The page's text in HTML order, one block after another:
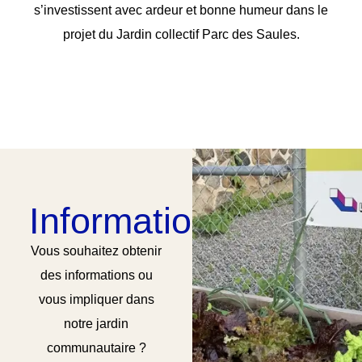
s’investissent avec ardeur et bonne humeur dans le
projet du Jardin collectif Parc des Saules.
Informations
Vous souhaitez obtenir
des informations ou
vous impliquer dans
notre jardin
communautaire ?